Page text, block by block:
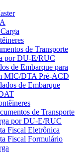
de Transporte
por DU-E/RUC
de Embarque para
MIC/DTA Pré-ACD
de Embarque
de Transporte
por DU-E/RUC
Fiscal Eletrônica
Fiscal Formulário